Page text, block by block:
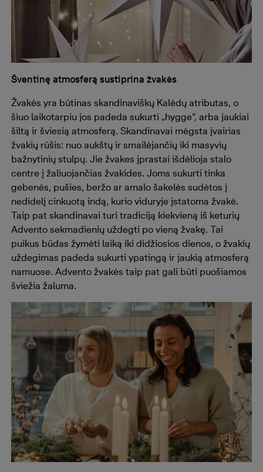
Šventinę atmosferą sustiprina žvakės
Žvakės yra būtinas skandinaviškų Kalėdų atributas, o
šiuo laikotarpiu jos padeda sukurti „hygge“, arba jaukiai
šiltą ir šviesią atmosferą. Skandinavai mėgsta įvairias
žvakių rūšis: nuo aukštų ir smailėjančių iki masyvių
bažnytinių stulpų. Jie žvakes įprastai išdėlioja stalo
centre į žaliuojančias žvakides. Joms sukurti tinka
gebenės, pušies, beržo ar amalo šakelės sudėtos į
nedidelį cinkuotą indą, kurio viduryje įstatoma žvakė.
Taip pat skandinavai turi tradiciją kiekvieną iš keturių
Advento sekmadienių uždegti po vieną žvakę. Tai
puikus būdas žymėti laiką iki didžiosios dienos, o žvakių
uždegimas padeda sukurti ypatingą ir jaukią atmosferą
namuose. Advento žvakės taip pat gali būti puošiamos
šviežia žaluma.